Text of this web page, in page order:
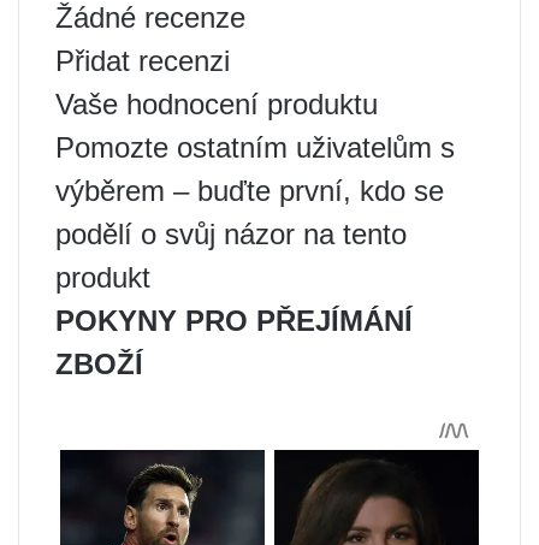
Žádné recenze
Přidat recenzi
Vaše hodnocení produktu
Pomozte ostatním uživatelům s
výběrem – buďte první, kdo se
podělí o svůj názor na tento
produkt
POKYNY PRO PŘEJÍMÁNÍ
ZBOŽÍ